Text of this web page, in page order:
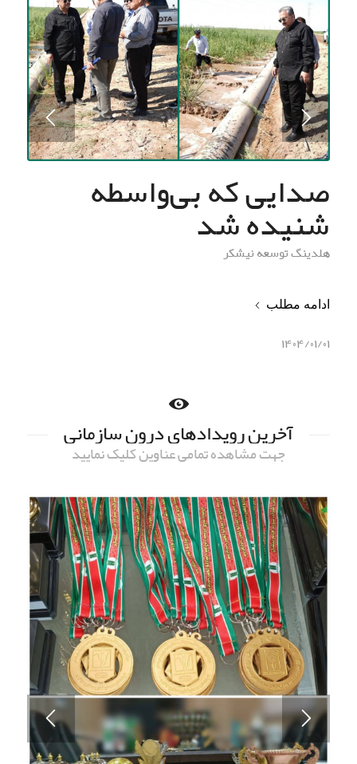
صدایی که بی‌واسطه
شنیده شد
هلدینگ توسعه نیشکر
ادامه مطلب
۱۴۰۴/۰۱/۰۱
آخرین رویدادهای درون سازمانی
جهت مشاهده تمامی عناوین کلیک نمایید